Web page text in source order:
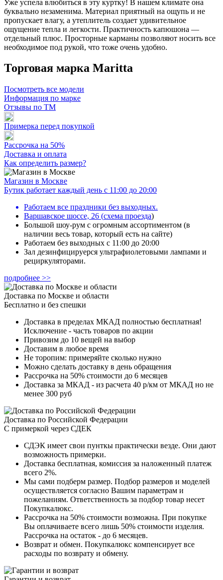
Уже успела влюбиться в эту куртку! В нашем климате она
буквально незаменима. Материал приятный на ощупь и не
пропускает влагу, а утеплитель создает удивительное
ощущение тепла и легкости. Практичность капюшона —
отдельный плюс. Просторные карманы позволяют носить все
необходимое под рукой, что тоже очень удобно.
Торговая марка Maritta
Посмотреть все модели
Информация по марке
Отзывы по ТМ
Примерка перед покупкой
Рассрочка на 50%
Доставка и оплата
Как определить размер?
Магазин в Москве
Бутик работает каждый день с 11:00 до 20:00
Работаем все праздники без выходных.
Варшавское шоссе, 26 (схема проезда)
Большой шоу-рум с огромным ассортиментом (в
наличии весь товар, который есть на сайте)
Работаем без выходных с 11:00 до 20:00
Зал дезинфицируерся ультрафиолетовыми лампами и
рециркуляторами.
подробнее >>
Доставка по Москве и области
Бесплатно и без спешки
Доставка в пределах МКАД полностью бесплатная!
Исключение - часть товаров по акции
Привозим до 10 вещей на выбор
Доставим в любое время
Не торопим: примеряйте сколько нужно
Можно сделать доставку в день обращения
Рассрочка на 50% стоимости до 6 месяцев
Доставка за МКАД - из расчета 40 р/км от МКАД но не
менее 300 руб
Доставка по Российской Федерации
С примеркой через СДЕК
СДЭК имеет свои пунткы практически везде. Они дают
возможность примерки.
Доставка бесплатная, комиссия за наложенный платеж
всего 2%.
Мы сами подберм размер. Подбор размеров и моделей
осуществляется согласно Вашим параметрам и
пожеланиям. Ответственность за подбор товар несет
Покупкалюкс.
Рассрочка на 50% стоимости возможна. При покупке
Вы оплачиваете всего лишь 50% стоимости изделия.
Рассрочка на остаток - до 6 месяцев.
Возврат и обмен. Покупкалюкс компенсирует все
расходы по возврату и обмену.